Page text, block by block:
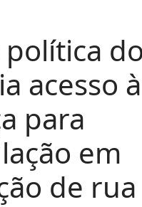
do
acesso à
para
em
de rua